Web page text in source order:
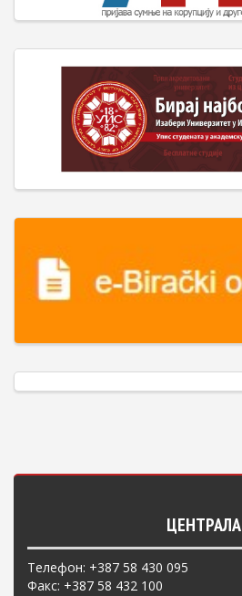
ЦЕНТРАЛА
Телефон: +387 58 430 095
Факс: +387 58 432 100